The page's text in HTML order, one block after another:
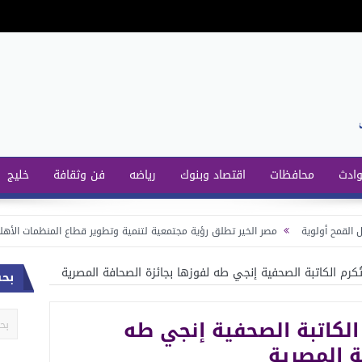
محافظات اقتصاد وبنوك رياضه فن وثقافة خليج
مصر الخير تطلق رؤية مجتمعية لتنمية وتطوير قطاع المنظمات الأهلية بحضور
وشبكات المحمول علي طرق الصعيد
الكاتبة الصحفية إنجي طه لفوزها بجائزة الصحافة المصرية
الصحفية إنجي طه